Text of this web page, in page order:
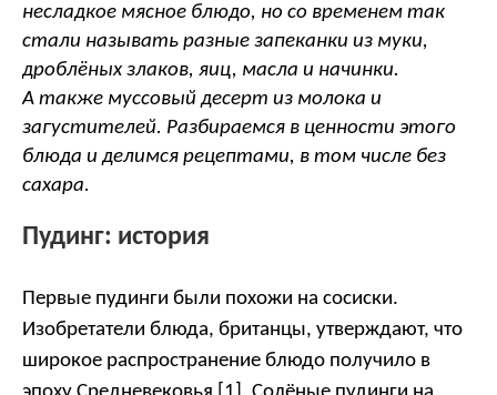
несладкое мясное блюдо, но со временем так
стали называть разные запеканки из муки,
дроблёных злаков, яиц, масла и начинки.
А также муссовый десерт из молока и
загустителей. Разбираемся в ценности этого
блюда и делимся рецептами, в том числе без
сахара.
Пудинг: история
Первые пудинги были похожи на сосиски.
Изобретатели блюда, британцы, утверждают, что
широкое распространение блюдо получило в